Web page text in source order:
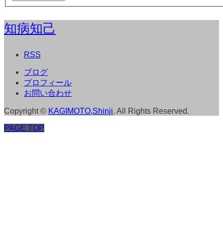
知病知己
RSS
ブログ
プロフィール
お問い合わせ
Copyright© KAGIMOTO,Shinji. All Rights Reserved.
PAGE TOP